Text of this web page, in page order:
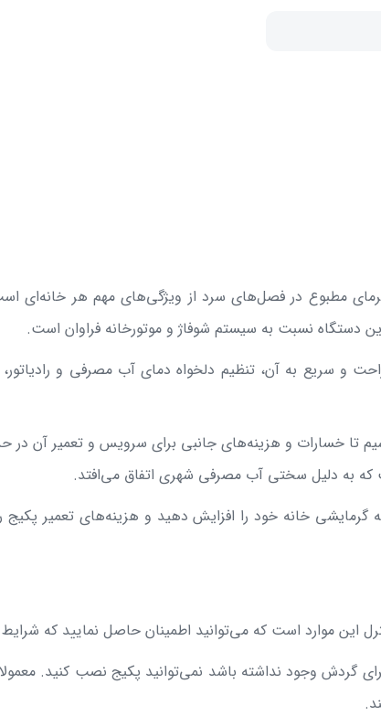
مطبوع در فصل‌های سرد از ویژگی‌های مهم هر خانه‌ای
دستگاه نسبت به سیستم شوفاژ و موتورخانه فراوان است.
سریع به آن، تنظیم دلخواه دمای آب مصرفی و
تا خسارات و هزینه‌های جانبی برای سرویس و تعمیر آن
که به دلیل سختی آب مصرفی شهری اتفاق می‌افتد.
خانه خود را افزایش دهید و هزینه‌های تعمیر پکیج
این موارد است که می‌توانید اطمینان حاصل نمایید که
وجود نداشته باشد نمی‌توانید پکیج نصب کنید.